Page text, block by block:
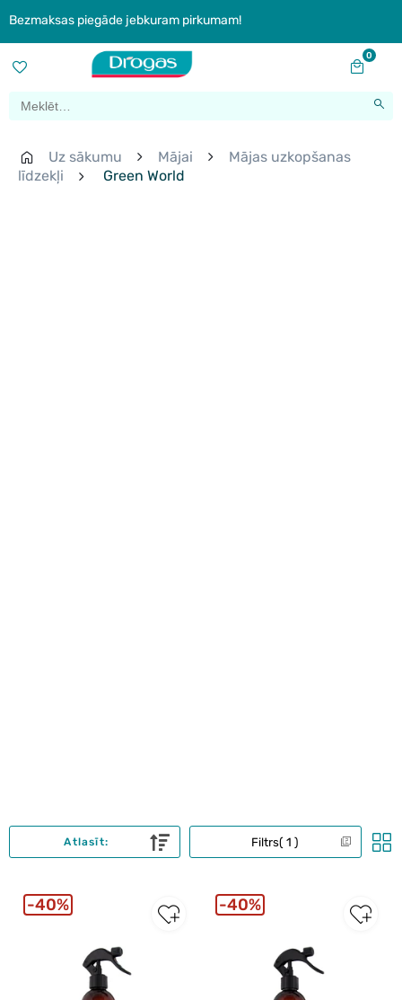
Bezmaksas piegāde jebkuram pirkumam!
0
Uz sākumu Mājai
Mājas uzkopšanas
līdzekļi
Green World
Filtrs 1
Atlasīt:
40% 40%